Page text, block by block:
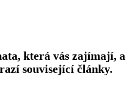
která vás zajímají, a
související články.